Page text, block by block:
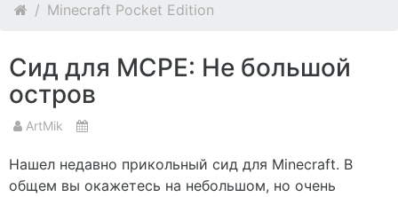
Minecraft Pocket Edition
Сид для MCPE: Не большой
остров
ArtMik
Нашел недавно прикольный сид для Minecraft. В
общем вы окажетесь на небольшом, но очень